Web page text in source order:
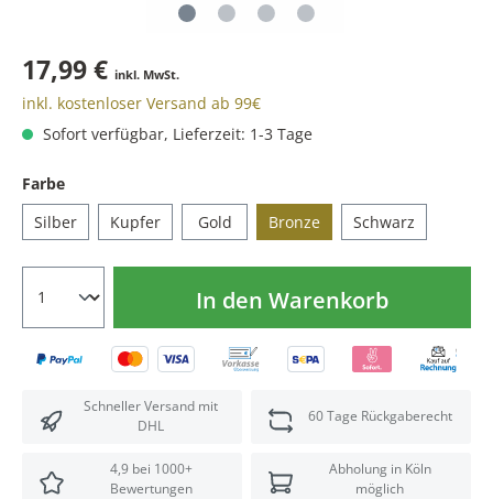
17,99 € inkl. MwSt.
inkl. kostenloser Versand ab 99€
Sofort verfügbar, Lieferzeit: 1-3 Tage
Farbe
Silber
Kupfer Gold Bronze Schwarz
In den Warenkorb
Schneller Versand mit
DHL
60 Tage Rückgaberecht
4,9 bei 1000+
Bewertungen
Abholung in Köln
möglich